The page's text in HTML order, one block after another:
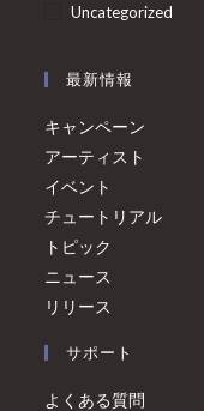
Uncategorized
最新情報
キャンペーン
アーティスト
イベント
チュートリアル
トピック
ニュース
リリース
サポート
よくある質問